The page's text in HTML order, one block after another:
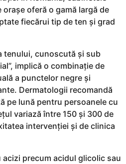
oferă o gamă largă de
fiecărui tip de ten și grad
tenului, cunoscută și sub
implică o combinație de
a punctelor negre și
Dermatologii recomandă
pe lună pentru persoanele cu
variază între 150 și 300 de
intervenției și de clinica
precum acidul glicolic sau